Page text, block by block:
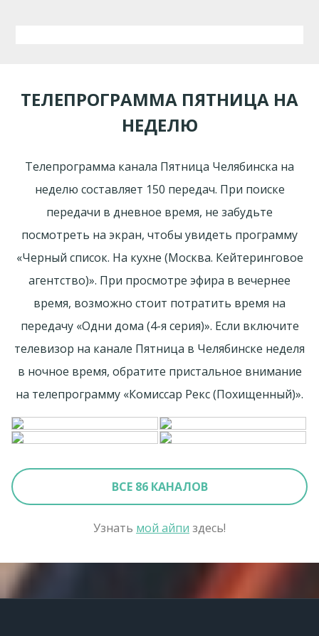
ТЕЛЕПРОГРАММА ПЯТНИЦА НА
НЕДЕЛЮ
Телепрограмма канала Пятница Челябинска на
неделю составляет 150 передач. При поиске
передачи в дневное время, не забудьте
посмотреть на экран, чтобы увидеть программу
«Черный список. На кухне (Москва. Кейтеринговое
агентство)». При просмотре эфира в вечернее
время, возможно стоит потратить время на
передачу «Одни дома (4-я серия)». Если включите
телевизор на канале Пятница в Челябинске неделя
в ночное время, обратите пристальное внимание
на телепрограмму «Комиссар Рекс (Похищенный)».
ВСЕ 86 КАНАЛОВ
Узнать мой айпи здесь!